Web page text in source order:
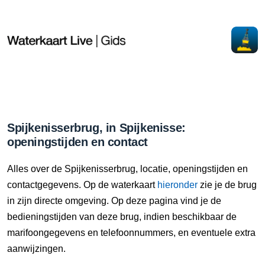
Spijkenisserbrug, in Spijkenisse:
openingstijden en contact
Alles over de Spijkenisserbrug, locatie, openingstijden en
contactgegevens. Op de waterkaart hieronder zie je de brug
in zijn directe omgeving. Op deze pagina vind je de
bedieningstijden van deze brug, indien beschikbaar de
marifoongegevens en telefoonnummers, en eventuele extra
aanwijzingen.